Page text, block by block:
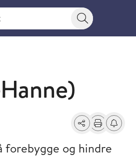
Søkeknapp
Del Skriv ut
Få
forebygge og hindre